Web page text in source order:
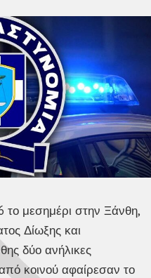
μεσημέρι στην Ξάνθη,
Δίωξης και
δύο ανήλικες
κοινού αφαίρεσαν το